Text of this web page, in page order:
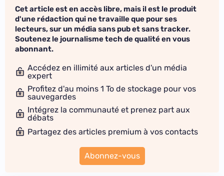
Cet article est en accès libre, mais il est le produit
d'une rédaction qui ne travaille que pour ses
lecteurs, sur un média sans pub et sans tracker.
Soutenez le journalisme tech de qualité en vous
abonnant.
Accédez en illimité aux articles d'un média
expert
Profitez d'au moins 1 To de stockage pour vos
sauvegardes
Intégrez la communauté et prenez part aux
débats
Partagez des articles premium à vos contacts
Abonnez-vous